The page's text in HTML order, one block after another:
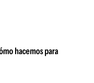
hacemos para